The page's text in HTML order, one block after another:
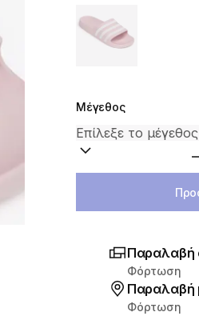
Choose a variant
Μέγεθος
Παραλαβή
Φόρτωση
Παραλαβή
Φόρτωση